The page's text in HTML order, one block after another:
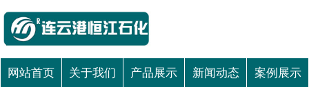
网站首页 关于我们 产品展示 新闻动态 案例展示